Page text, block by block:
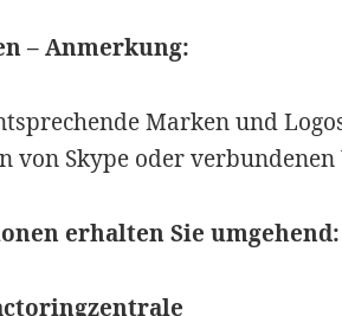
– Anmerkung:
Marken und
von Skype oder
erhalten Sie umgehend: